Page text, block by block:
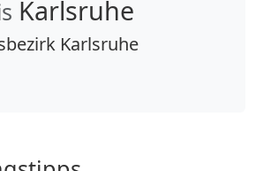
Karlsruhe
Karlsruhe